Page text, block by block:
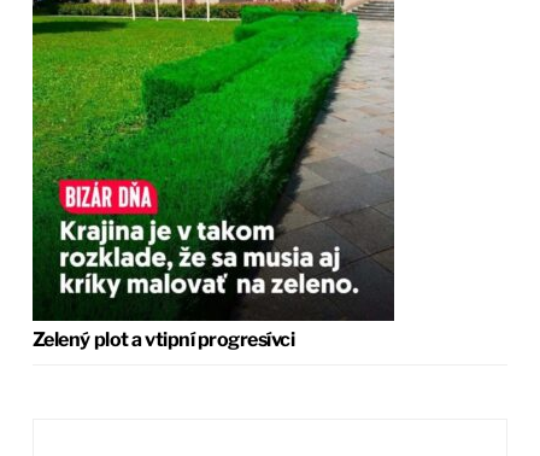
Zelený plot a vtipní progresívci